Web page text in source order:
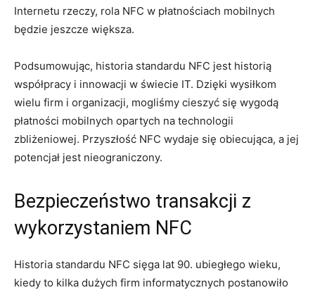
Internetu rzeczy, rola NFC w płatnościach mobilnych
będzie jeszcze większa.
Podsumowując, historia standardu NFC jest historią
współpracy i innowacji w świecie IT. Dzięki wysiłkom
wielu firm i organizacji, mogliśmy cieszyć się wygodą
płatności mobilnych opartych na technologii
zbliżeniowej. Przyszłość NFC wydaje się obiecująca, a jej
potencjał jest nieograniczony.
Bezpieczeństwo transakcji z
wykorzystaniem NFC
Historia standardu NFC sięga lat 90. ubiegłego wieku,
kiedy to kilka dużych firm informatycznych postanowiło